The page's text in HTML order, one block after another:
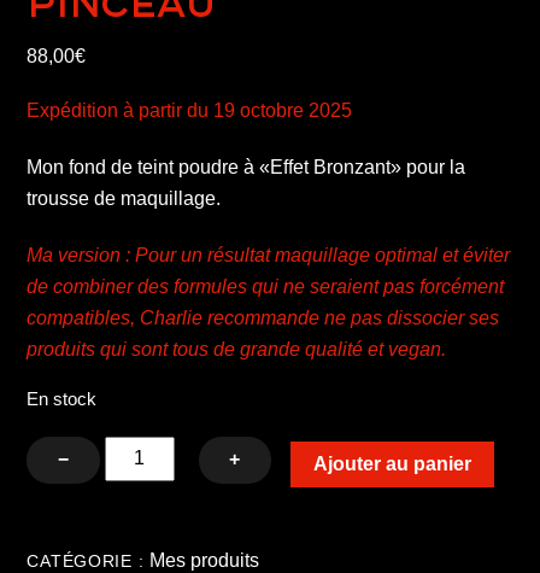
88,00€
Expédition à partir du 19 octobre 2025
Mon fond de teint poudre à «Effet Bronzant» pour la
trousse de maquillage.
Ma version : Pour un résultat maquillage optimal et éviter
de combiner des formules qui ne seraient pas forcément
compatibles, Charlie recommande ne pas dissocier ses
produits qui sont tous de grande qualité et vegan.
En stock
−
quantité
de
+ Ajouter au panier
CATÉGORIE : Mes produits